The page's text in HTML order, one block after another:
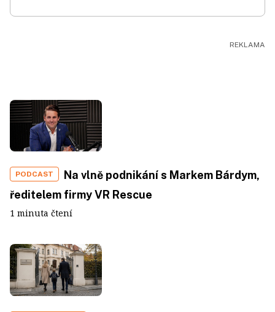
PODCAST
Na vlně podnikání s Markem Bárdym,
ředitelem firmy VR Rescue
1 minuta čtení